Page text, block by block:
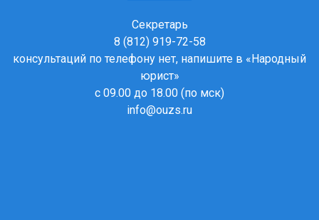
Секретарь
8 (812) 919-72-58
консультаций по телефону нет, напишите в «Народный
юрист»
с 09.00 до 18.00 (по мск)
info@ouzs.ru